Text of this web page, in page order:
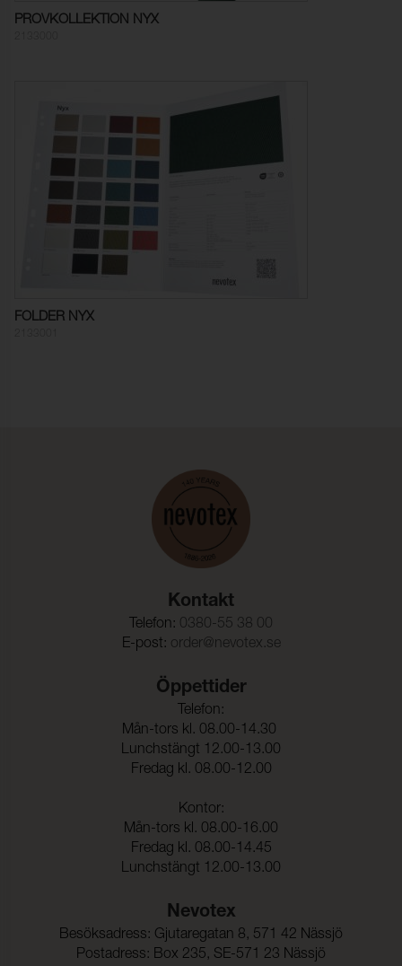
Färghärdighet mot
Tålighet hos ytfinish mot
sprickbildning i kallt
tillstånd:
Sömskridning Varp:
Dragbrottsgräns Varp:
216 N/5cm (ISO 1421)
Töjning Varp:
200 cmwc (ISO 811)
Vidhäftning – Ytfinish
39 N/5cm (ISO 2411)
30 N/5cm (ISO 2411)
Säkerhetsregler leksaker: (EN 71-3 )
PROVKOLLEKTION NYX
FOLDER NYX
Kontakt
Telefon: 0380-55 38 00
E-post: order@nevotex.se
Öppettider
Telefon:
Mån-tors kl. 08.00-14.30
Lunchstängt 12.00-13.00
Fredag kl. 08.00-12.00
Kontor:
Mån-tors kl. 08.00-16.00
Fredag kl. 08.00-14.45
Lunchstängt 12.00-13.00
Nevotex
Besöksadress: Gjutaregatan 8, 571 42 Nässjö
Postadress: Box 235, SE-571 23 Nässjö